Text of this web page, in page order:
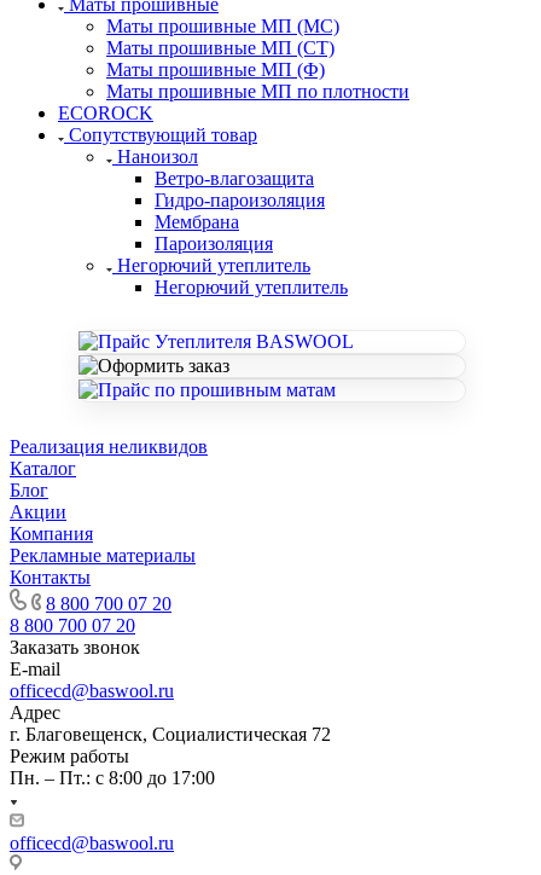
Маты прошивные
Маты прошивные МП (МС)
Маты прошивные МП (СТ)
Маты прошивные МП (Ф)
Маты прошивные МП по плотности
ECOROCK
Сопутствующий товар
Наноизол
Ветро-влагозащита
Гидро-пароизоляция
Мембрана
Пароизоляция
Негорючий утеплитель
Негорючий утеплитель
Реализация неликвидов
Каталог
Блог
Акции
Компания
Рекламные материалы
Контакты
8 800 700 07 20
8 800 700 07 20
Заказать звонок
E-mail
officecd@baswool.ru
Адрес
г. Благовещенск, Социалистическая 72
Режим работы
Пн. – Пт.: с 8:00 до 17:00
officecd@baswool.ru